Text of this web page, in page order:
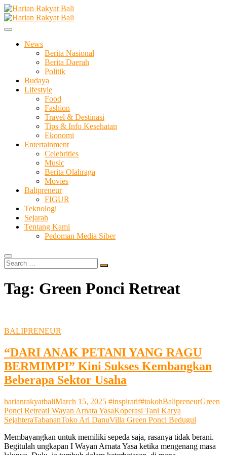
Skip
to
content
Harian Rakyat Bali
Membangun Semangat Kehidupan dan Berbangsa
News
Berita Nasional
Berita Daerah
Politik
Budaya
Lifestyle
Food
Fashion
Travel & Destinasi
Tips & Info Kesehatan
Ekonomi
Entertainment
Celebrities
Music
Berita Olahraga
Movies
Balipreneur
FIGUR
Teknologi
Sejarah
Tentang Kami
Pedoman Media Siber
Search
…
Tag: Green Ponci Retreat
BALIPRENEUR
“DARI ANAK PETANI YANG RAGU
BERMIMPI” Kini Sukses Kembangkan
Beberapa Sektor Usaha
harianrakyatbaliMarch 15, 2025 #inspiratif#tokohBalipreneurGreen
Ponci RetreatI Wayan Arnata YasaKoperasi Tani Karya
SejahteraTabananToko Ari DanuVilla Green Ponci Bedugul
Membayangkan untuk memiliki sepeda saja, rasanya tidak berani.
Begitulah ungkapan I Wayan Arnata Yasa ketika mengenang masa